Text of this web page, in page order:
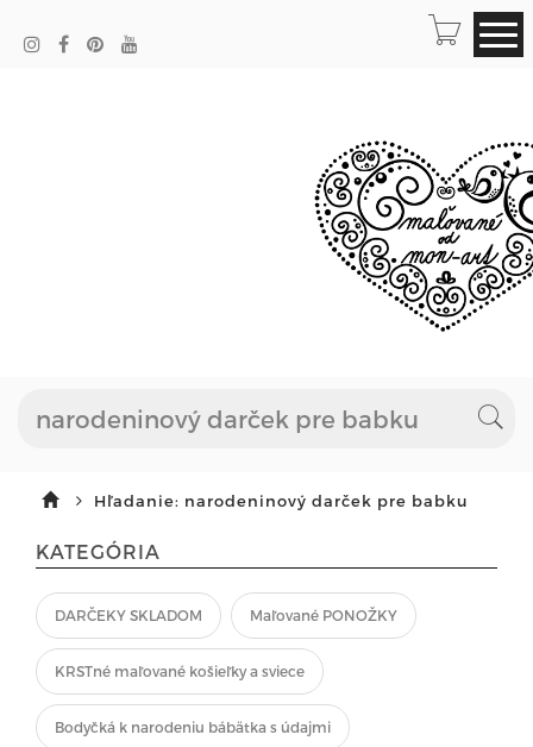
Hľadanie: narodeninový darček pre babku
KATEGÓRIA
DARČEKY SKLADOM Maľované PONOŽKY
KRSTné maľované košieľky a sviece
Bodyčká k narodeniu bábätka s údajmi